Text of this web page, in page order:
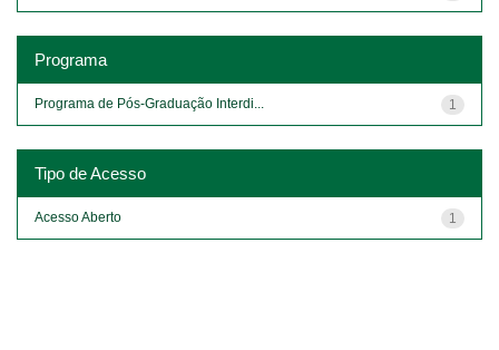
Programa
1
Programa de Pós-Graduação Interdi...
Tipo de Acesso
1
Acesso Aberto